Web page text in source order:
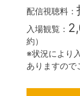
配信視聴料：
入場観覧：
約）
※状況により
ありますので